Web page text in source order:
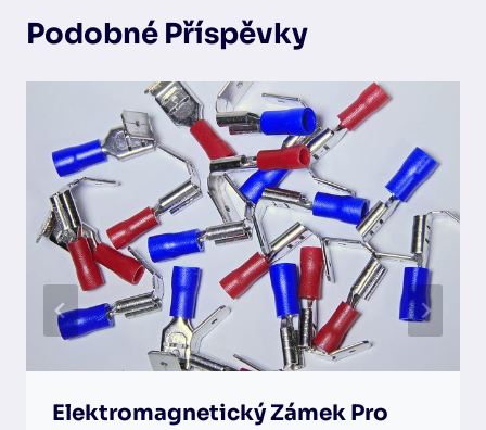
Podobné Příspěvky
Elektromagnetický Zámek Pro